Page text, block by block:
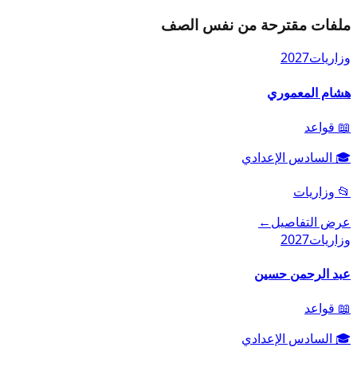
ملفات مقترحة من نفس الصف
وزاريات2027
هشام المعموري
📖 قواعد
🎓 السادس الإعدادي
📂 وزاريات
عرض التفاصيل←
وزاريات2027
عبد الرحمن حسين
📖 قواعد
🎓 السادس الإعدادي